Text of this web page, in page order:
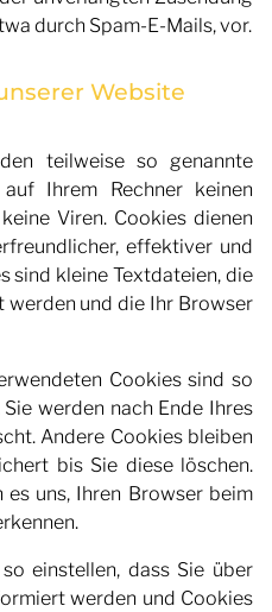
durch Spam-E-Mails, vor.
Website
teilweise so genannte
Ihrem Rechner keinen
Viren. Cookies dienen
effektiver und
sind kleine Textdateien, die
werden und die Ihr Browser
Cookies sind so
werden nach Ende Ihres
Andere Cookies bleiben
bis Sie diese löschen.
es uns, Ihren Browser beim
einstellen, dass Sie über
werden und Cookies